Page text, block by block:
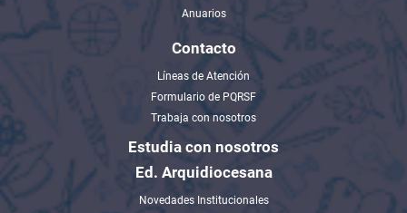
Anuarios
Contacto
Líneas de Atención
Formulario de PQRSF
Trabaja con nosotros
Estudia con nosotros
Ed. Arquidiocesana
Novedades Institucionales